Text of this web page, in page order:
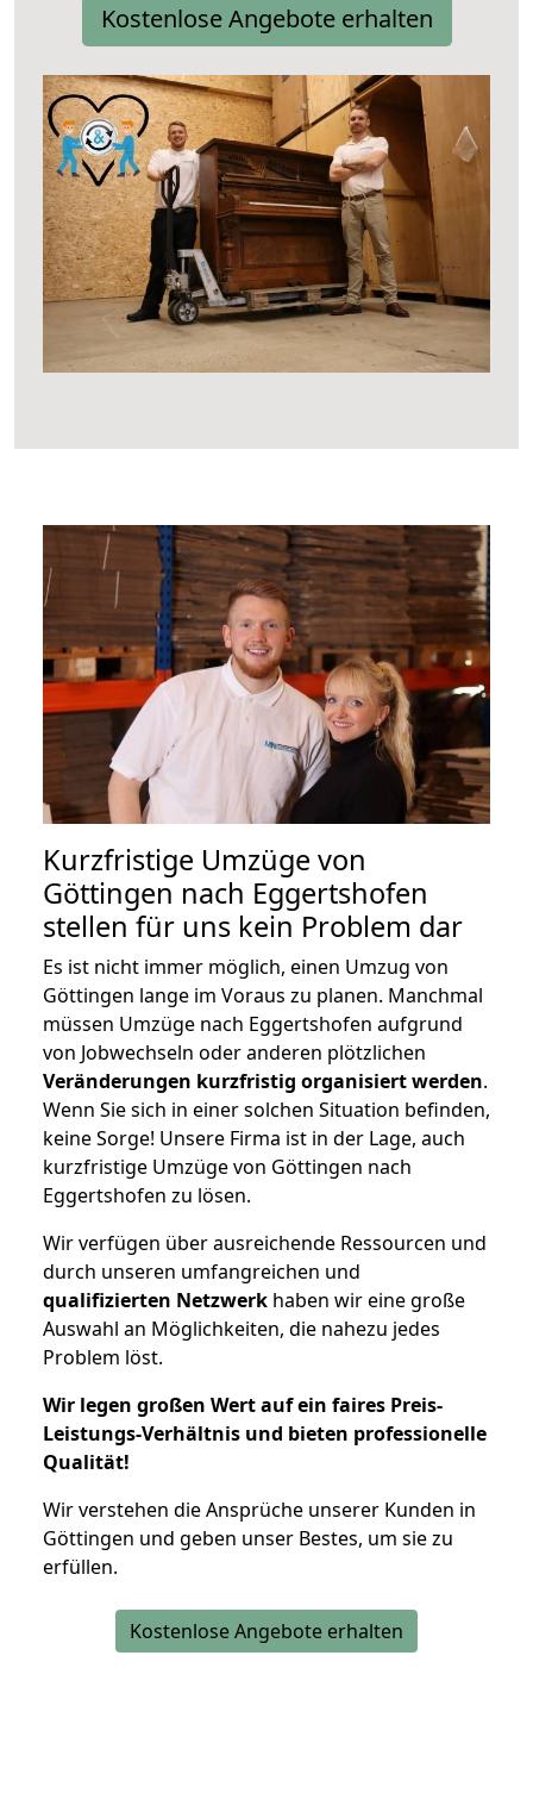
Kostenlose Angebote erhalten
Kurzfristige Umzüge von
Göttingen nach Eggertshofen
stellen für uns kein Problem dar
Es ist nicht immer möglich, einen Umzug von
Göttingen lange im Voraus zu planen. Manchmal
müssen Umzüge nach Eggertshofen aufgrund
von Jobwechseln oder anderen plötzlichen
Veränderungen kurzfristig organisiert werden.
Wenn Sie sich in einer solchen Situation befinden,
keine Sorge! Unsere Firma ist in der Lage, auch
kurzfristige Umzüge von Göttingen nach
Eggertshofen zu lösen.
Wir verfügen über ausreichende Ressourcen und
durch unseren umfangreichen und
qualifizierten Netzwerk haben wir eine große
Auswahl an Möglichkeiten, die nahezu jedes
Problem löst.
Wir legen großen Wert auf ein faires Preis-
Leistungs-Verhältnis und bieten professionelle
Qualität!
Wir verstehen die Ansprüche unserer Kunden in
Göttingen und geben unser Bestes, um sie zu
erfüllen.
Kostenlose Angebote erhalten